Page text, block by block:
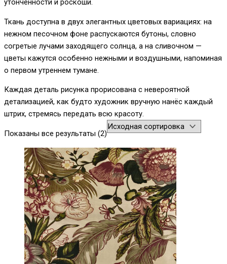
утончённости и роскоши.
Ткань доступна в двух элегантных цветовых вариациях: на
нежном песочном фоне распускаются бутоны, словно
согретые лучами заходящего солнца, а на сливочном —
цветы кажутся особенно нежными и воздушными, напоминая
о первом утреннем тумане.
Каждая деталь рисунка прорисована с невероятной
детализацией, как будто художник вручную нанёс каждый
штрих, стремясь передать всю красоту.
Показаны все результаты (2)